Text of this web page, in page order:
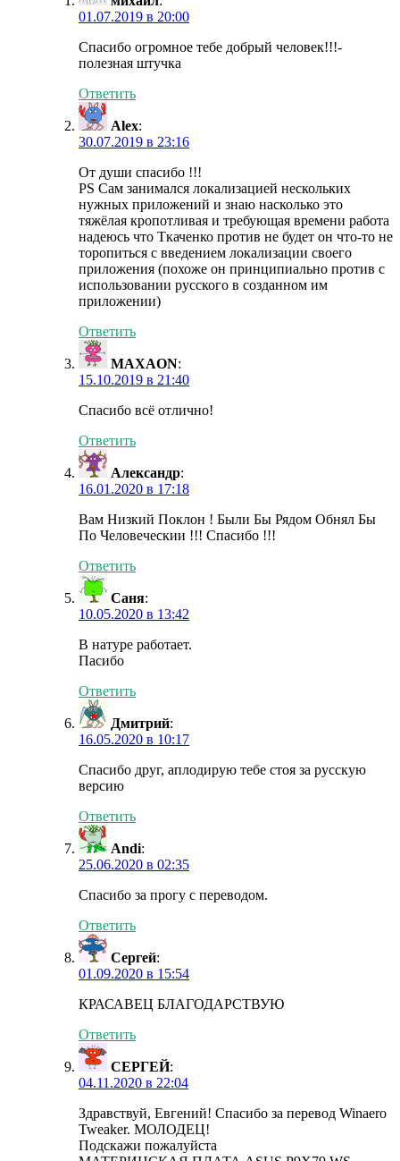
01.07.2019 в 20:00
Cпасибо огромное тебе добрый человек!!!-
полезная штучка
Ответить
Alex:
30.07.2019 в 23:16
От души спасибо !!!
PS Сам занимался локализацией нескольких
нужных приложений и знаю насколько это
тяжёлая кропотливая и требующая времени работа
надеюсь что Ткаченко против не будет он что-то не
торопиться с введением локализации своего
приложения (похоже он принципиально против с
использовании русского в созданном им
приложении)
Ответить
MAXAON:
15.10.2019 в 21:40
Спасибо всё отлично!
Ответить
Александр:
16.01.2020 в 17:18
Вам Низкий Поклон ! Были Бы Рядом Обнял Бы
По Человеческии !!! Спасибо !!!
Ответить
Саня:
10.05.2020 в 13:42
В натуре работает.
Пасибо
Ответить
Дмитрий:
16.05.2020 в 10:17
Спасибо друг, аплодирую тебе стоя за русскую
версию
Ответить
Andi:
25.06.2020 в 02:35
Спасибо за прогу с переводом.
Ответить
Сергей:
01.09.2020 в 15:54
КРАСАВЕЦ БЛАГОДАРСТВУЮ
Ответить
СЕРГЕЙ:
04.11.2020 в 22:04
Здравствуй, Евгений! Спасибо за перевод Winaero
Tweaker. МОЛОДЕЦ!
Подскажи пожалуйста